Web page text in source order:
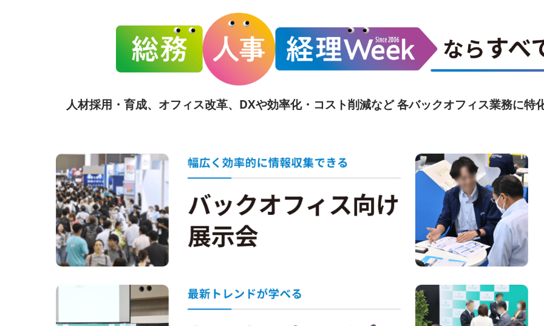
人材採用・育成、オフィス改革、DXや効率化・コスト削減など 各バックオフィス業務に特